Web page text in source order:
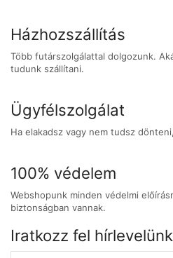
Házhozszállítás
Több futárszolgálattal dolgozunk.
tudunk szállítani.
Ügyfélszolgálat
Ha elakadsz vagy nem tudsz
100% védelem
Webshopunk minden védelmi
biztonságban vannak.
Iratkozz fel